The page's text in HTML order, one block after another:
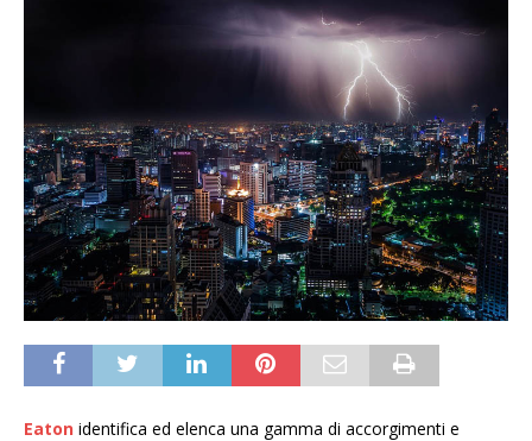
Eaton identifica ed elenca una gamma di accorgimenti e